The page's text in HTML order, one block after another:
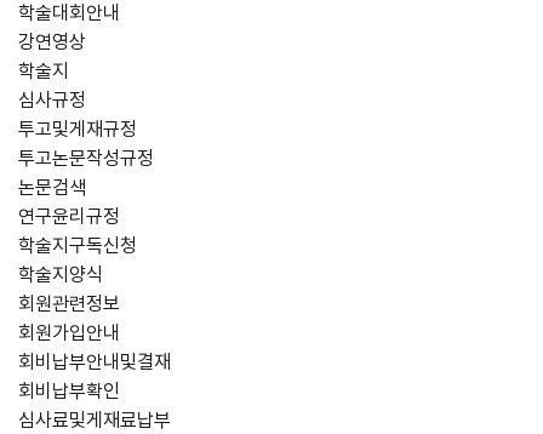
학술대회안내
강연영상
학술지
심사규정
투고및게재규정
투고논문작성규정
논문검색
연구윤리규정
학술지구독신청
학술지양식
회원관련정보
회원가입안내
회비납부안내및결재
회비납부확인
심사료및게재료납부